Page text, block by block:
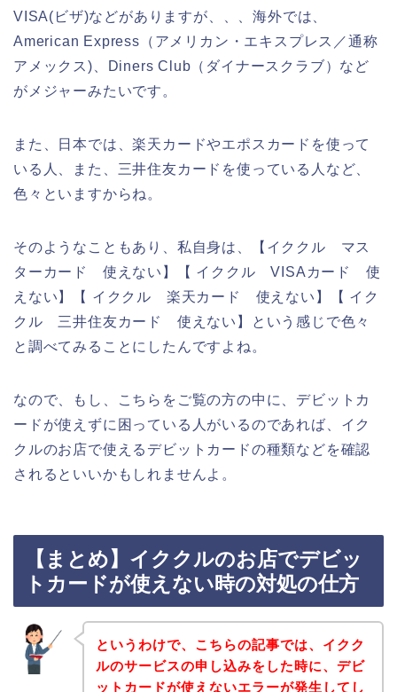
VISA(ビザ)などがありますが、、、海外では、
American Express（アメリカン・エキスプレス／通称
アメックス)、Diners Club（ダイナースクラブ）など
がメジャーみたいです。
また、日本では、楽天カードやエポスカードを使って
いる人、また、三井住友カードを使っている人など、
色々といますからね。
そのようなこともあり、私自身は、【イククル マス
ターカード 使えない】【 イククル VISAカード 使
えない】【 イククル 楽天カード 使えない】【 イク
クル 三井住友カード 使えない】という感じで色々
と調べてみることにしたんですよね。
なので、もし、こちらをご覧の方の中に、デビットカ
ードが使えずに困っている人がいるのであれば、イク
クルのお店で使えるデビットカードの種類などを確認
されるといいかもしれませんよ。
【まとめ】イククルのお店でデビッ
トカードが使えない時の対処の仕方
というわけで、こちらの記事では、イクク
ルのサービスの申し込みをした時に、デビ
ットカードが使えないエラーが発生してし